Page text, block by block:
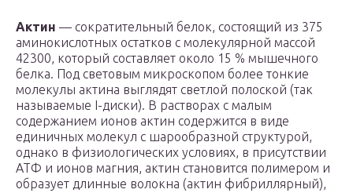
Актин — сократительный белок, состоящий из 375
аминокислотных остатков с молекулярной массой
42300, который составляет около 15 % мышечного
белка. Под световым микроскопом более тонкие
молекулы актина выглядят светлой полоской (так
называемые Ι-диски). В растворах с малым
содержанием ионов актин содержится в виде
единичных молекул с шарообразной структурой,
однако в физиологических условиях, в присутствии
АТФ и ионов магния, актин становится полимером и
образует длинные волокна (актин фибриллярный),